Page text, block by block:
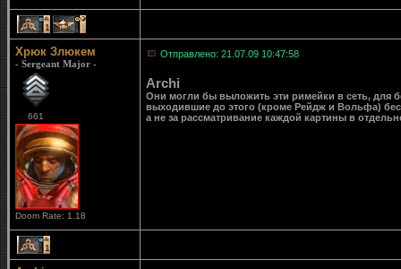
1 1
Хрюк Злюкем
- Sergeant Major -
661
Doom Rate: 1.18
Отправлено: 21.07.09 10:47:58
Archi
Они могли бы выложить эти римейки в сеть, для
выходившие до этого (кроме Рейдж и Вольфа)
а не за рассматривание каждой картины в
1